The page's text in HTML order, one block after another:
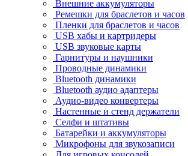
Внешние аккумуляторы
Ремешки для браслетов и часов
Пленки для браслетов и часов
USB хабы и картридеры
USB звуковые карты
Гарнитуры и наушники
Проводные динамики
Bluetooth динамики
Bluetooth аудио адаптеры
Аудио-видео конвертеры
Настенные и стенд держатели
Селфи и штативы
Батарейки и аккумуляторы
Микрофоны для звукозаписи